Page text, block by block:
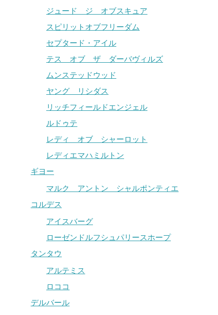
ジュード ジ オブスキュア
スピリットオブフリーダム
セプタード・アイル
テス オブ ザ ダーバヴィルズ
ムンステッドウッド
ヤング リシダス
リッチフィールドエンジェル
ルドゥテ
レディ オブ シャーロット
レディエマハミルトン
ギヨー
マルク アントン シャルポンティエ
コルデス
アイスバーグ
ローゼンドルフシュパリースホープ
タンタウ
アルテミス
ロココ
デルバール